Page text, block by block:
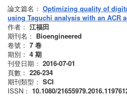
論文篇名： Optimizing quality of
using Taguchi analysis with an ACR
作者： 江福田
期刊名： Bioengineered
卷號： 7 卷
期別： 4 期
刊登日期： 2016-07-01
頁數： 226-234
期刊類型： SCI
ISSN： 10.1080/